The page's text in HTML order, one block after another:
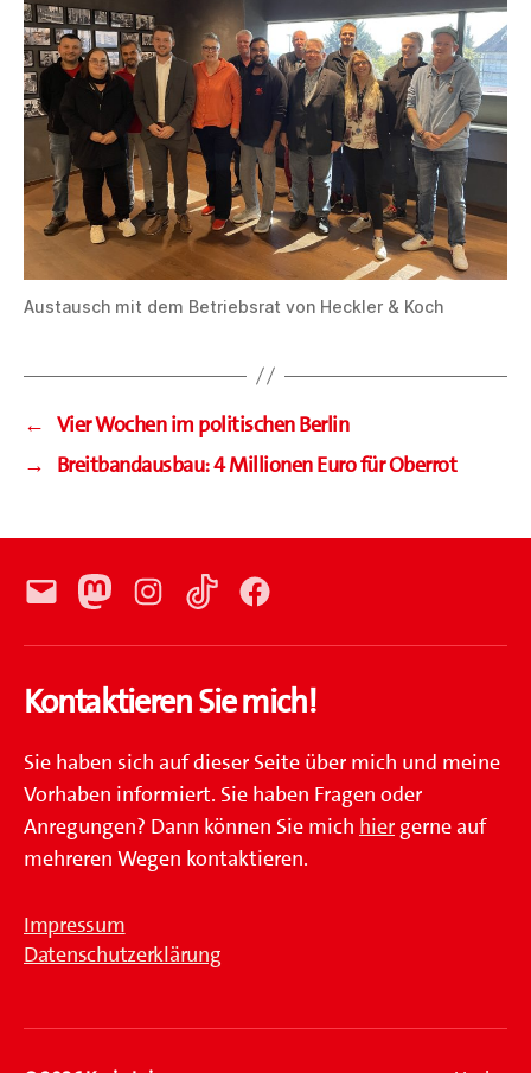
Austausch mit dem Betriebsrat von Heckler & Koch
← Vier Wochen im politischen Berlin
→ Breitbandausbau: 4 Millionen Euro für Oberrot
E-
MastodonInstagramTikTokFacebook
Kontaktieren Sie mich!
Sie haben sich auf dieser Seite über mich und meine
Vorhaben informiert. Sie haben Fragen oder
Anregungen? Dann können Sie mich hier gerne auf
mehreren Wegen kontaktieren.
Impressum
Datenschutzerklärung